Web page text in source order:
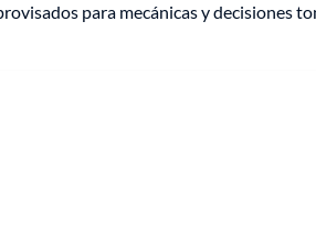
para mecánicas y decisiones